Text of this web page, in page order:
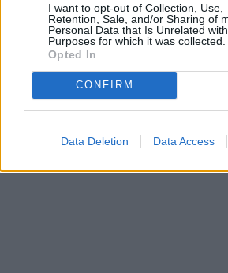
I want to opt-out of Collection, Use,
Retention, Sale, and/or Sharing of
Personal Data that Is Unrelated
Purposes for which it was collected.
Opted In
CONFIRM
Data Deletion Data Access